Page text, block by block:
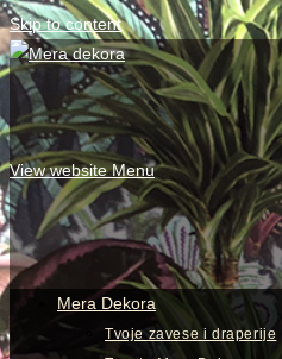
Skip to content
View website Menu
Mera Dekora
Tvoje zavese i draperije